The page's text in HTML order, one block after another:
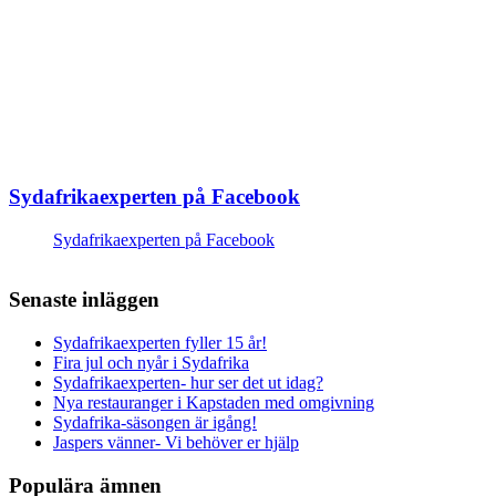
Sydafrikaexperten på Facebook
Sydafrikaexperten på Facebook
Senaste inläggen
Sydafrikaexperten fyller 15 år!
Fira jul och nyår i Sydafrika
Sydafrikaexperten- hur ser det ut idag?
Nya restauranger i Kapstaden med omgivning
Sydafrika-säsongen är igång!
Jaspers vänner- Vi behöver er hjälp
Populära ämnen